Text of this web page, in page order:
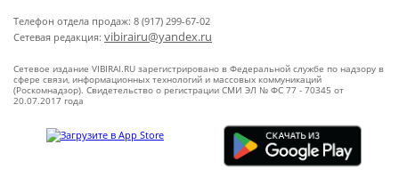
Телефон отдела продаж: 8 (917) 299-67-02
Сетевая редакция: vibirairu@yandex.ru
Сетевое издание VIBIRAI.RU зарегистрировано в Федеральной службе по надзору в
сфере связи, информационных технологий и массовых коммуникаций
(Роскомнадзор). Свидетельство о регистрации СМИ ЭЛ № ФС 77 - 70345 от
20.07.2017 года